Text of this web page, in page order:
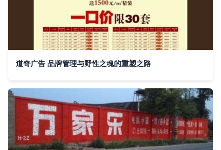
道奇广告 品牌管理与野性之魂的重塑之路